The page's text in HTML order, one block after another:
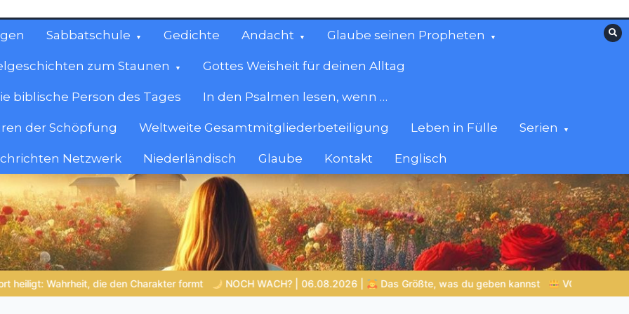
Sabbatschule Gedichte Andacht Glaube seinen Propheten
zum Staunen Gottes Weisheit für deinen Alltag
biblische Person des Tages In den Psalmen lesen, wenn …
der Schöpfung Weltweite Gesamtmitgliederbeteiligung Leben in Fülle Serien
Netzwerk Niederländisch Glaube Kontakt Englisch
NOCH WACH? | 06.08.2026 | Das Größte, was du geben kannst VON BABYLON ZUM EWIGEN REICH | Kap.1 –